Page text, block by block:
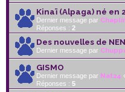
Kinaï (Alpaga) né en
Dernier message par
Réponses : 2
Des nouvelles de
Dernier message par
GISMO
Dernier message par Nat24
Réponses : 5